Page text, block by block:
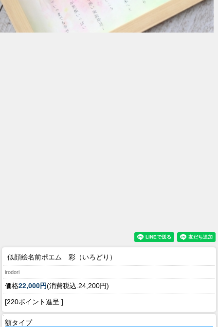
似顔絵名前ポエム 彩（いろどり）
irodori
価格22,000円(消費税込:24,200円)
[220ポイント進呈 ]
額タイプ